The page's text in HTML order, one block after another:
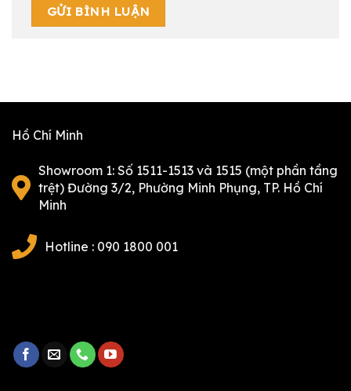
Hồ Chí Minh
Showroom 1: Số 1511-1513 và 1515 (một phần tầng
trệt) Đường 3/2, Phường Minh Phụng, TP. Hồ Chí
Minh
Hotline : 090 1800 001